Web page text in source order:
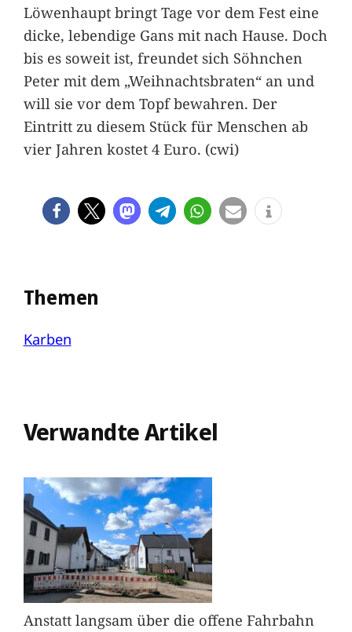
Löwenhaupt bringt Tage vor dem Fest eine
dicke, lebendige Gans mit nach Hause. Doch
bis es soweit ist, freundet sich Söhnchen
Peter mit dem „Weihnachtsbraten“ an und
will sie vor dem Topf bewahren. Der
Eintritt zu diesem Stück für Menschen ab
vier Jahren kostet 4 Euro. (cwi)
Themen
Karben
Verwandte Artikel
Anstatt langsam über die offene Fahrbahn